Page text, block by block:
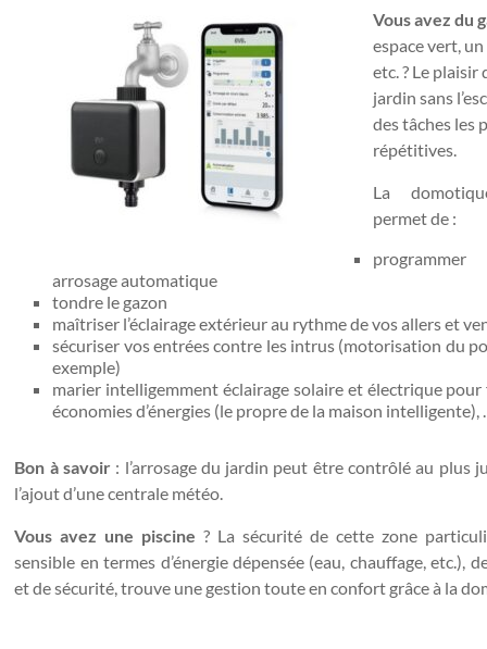
Vous avez du
espace vert,
etc. ? Le plaisir
jardin sans
des tâches les
répétitives.
La
permet de :
arrosage automatique
tondre le gazon
maîtriser l’éclairage extérieur au rythme de vos allers et
sécuriser vos entrées contre les intrus (motorisation du
exemple)
marier intelligemment éclairage solaire et électrique pour
économies d’énergies (le propre de la maison intelligente),
Bon à savoir : l’arrosage du jardin peut être contrôlé au plus
l’ajout d’une centrale météo.
Vous avez une piscine ? La sécurité de cette zone
sensible en termes d’énergie dépensée (eau, chauffage, etc.),
et de sécurité, trouve une gestion toute en confort grâce à la